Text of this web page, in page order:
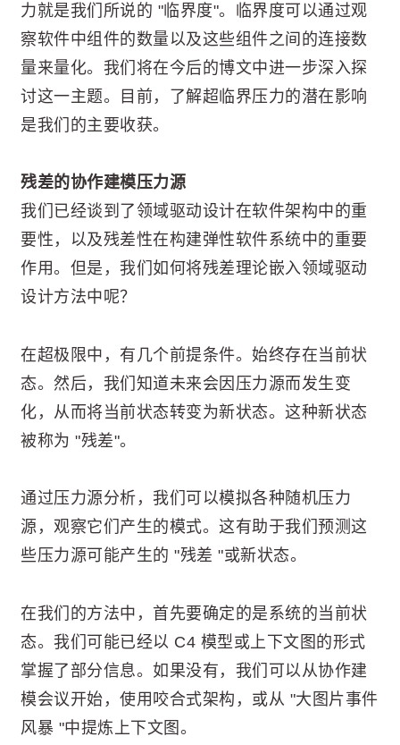
力就是我们所说的 "临界度"。临界度可以通过观
察软件中组件的数量以及这些组件之间的连接数
量来量化。我们将在今后的博文中进一步深入探
讨这一主题。目前，了解超临界压力的潜在影响
是我们的主要收获。
残差的协作建模压力源
我们已经谈到了领域驱动设计在软件架构中的重
要性，以及残差性在构建弹性软件系统中的重要
作用。但是，我们如何将残差理论嵌入领域驱动
设计方法中呢？
在超极限中，有几个前提条件。始终存在当前状
态。然后，我们知道未来会因压力源而发生变
化，从而将当前状态转变为新状态。这种新状态
被称为 "残差"。
通过压力源分析，我们可以模拟各种随机压力
源，观察它们产生的模式。这有助于我们预测这
些压力源可能产生的 "残差 "或新状态。
在我们的方法中，首先要确定的是系统的当前状
态。我们可能已经以 C4 模型或上下文图的形式
掌握了部分信息。如果没有，我们可以从协作建
模会议开始，使用咬合式架构，或从 "大图片事件
风暴 "中提炼上下文图。